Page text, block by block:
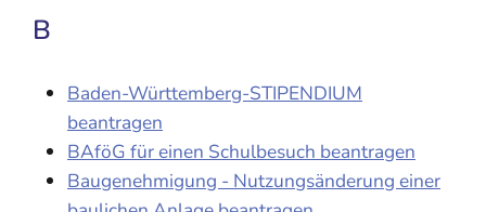
B
Baden-Württemberg-STIPENDIUM
beantragen
BAföG für einen Schulbesuch beantragen
Baugenehmigung - Nutzungsänderung einer